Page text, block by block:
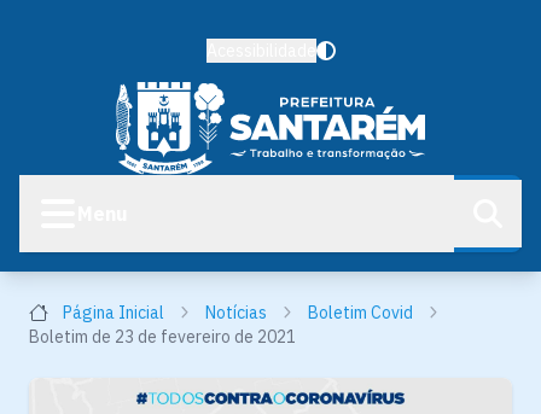
Página Inicial Notícias
Boletim Covid
Boletim de 23 de fevereiro de 2021